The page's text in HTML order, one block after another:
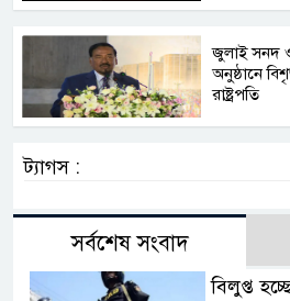
জুলাই সনদ ও
অনুষ্ঠানে
রাষ্ট্রপতি
ট্যাগস :
সর্বশেষ সংবাদ
বিলুপ্ত